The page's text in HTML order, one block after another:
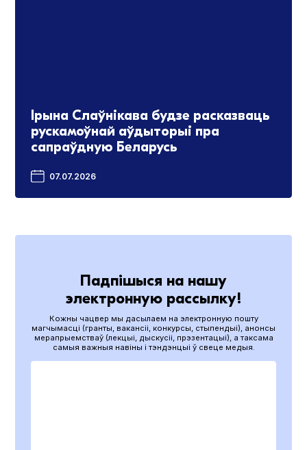
Ірына Слаўнікава будзе расказваць
рускамоўнай аўдыторыі пра
сапраўдную Беларусь
07.07.2026
Падпішыся на нашу
электронную рассылку!
Кожны чацвер мы дасылаем на электронную пошту
магчымасці (гранты, вакансіі, конкурсы, стыпендыі), анонсы
мерапрыемстваў (лекцыі, дыскусіі, прэзентацыі), а таксама
самыя важныя навіны і тэндэнцыі ў свеце медыя.